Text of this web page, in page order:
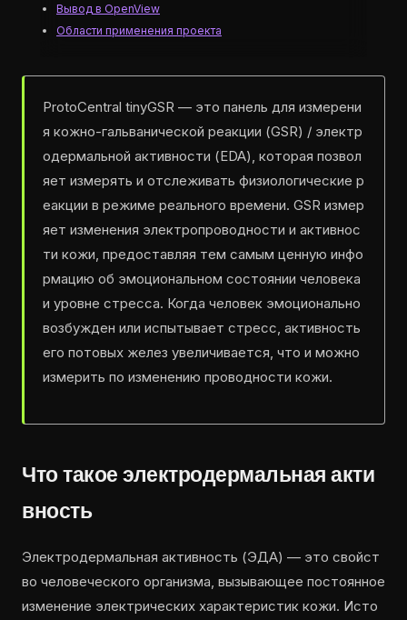
Вывод в OpenView
Области применения проекта
ProtoCentral tinyGSR — это панель для измерени
я кожно-гальванической реакции (GSR) / электр
одермальной активности (EDA), которая позвол
яет измерять и отслеживать физиологические р
еакции в режиме реального времени. GSR измер
яет изменения электропроводности и активнос
ти кожи, предоставляя тем самым ценную инфо
рмацию об эмоциональном состоянии человека
и уровне стресса. Когда человек эмоционально
возбужден или испытывает стресс, активность
его потовых желез увеличивается, что и можно
измерить по изменению проводности кожи.
Что такое электродермальная акти
вность
Электродермальная активность (ЭДА) — это свойст
во человеческого организма, вызывающее постоянное
изменение электрических характеристик кожи. Исто